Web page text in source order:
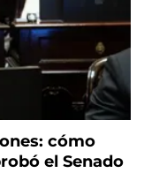
cómo
el Senado